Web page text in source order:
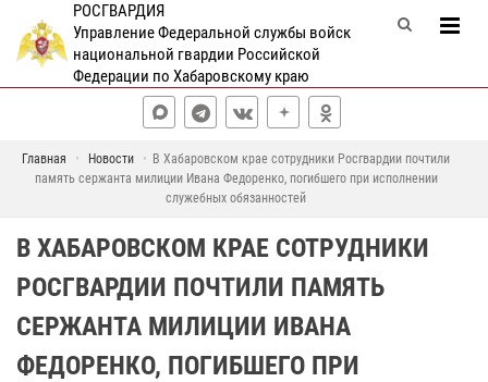
РОСГВАРДИЯ
Управление Федеральной службы войск
национальной гвардии Российской
Федерации по Хабаровскому краю
Главная Новости
В Хабаровском крае сотрудники Росгвардии почтили
память сержанта милиции Ивана Федоренко, погибшего при исполнении
служебных обязанностей
В ХАБАРОВСКОМ КРАЕ СОТРУДНИКИ
РОСГВАРДИИ ПОЧТИЛИ ПАМЯТЬ
СЕРЖАНТА МИЛИЦИИ ИВАНА
ФЕДОРЕНКО, ПОГИБШЕГО ПРИ